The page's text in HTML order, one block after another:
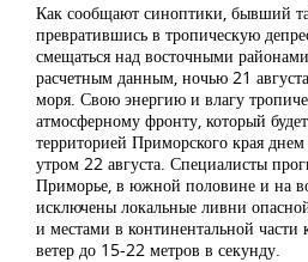
Как сообщают синоптики, бывший
превратившись в тропическую
смещаться над восточными
расчетным данным, ночью 21
моря. Свою энергию и влагу
атмосферному фронту, который
территорией Приморского края
утром 22 августа. Специалисты
Приморье, в южной половине и на
исключены локальные ливни
и местами в континентальной
ветер до 15-22 метров в секунду.